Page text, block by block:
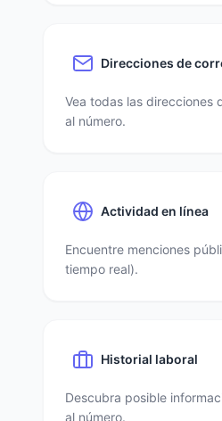
Direcciones de
Vea todas las direcciones
al número.
Actividad en línea
Encuentre menciones
tiempo real).
Historial laboral
Descubra posible
al número.